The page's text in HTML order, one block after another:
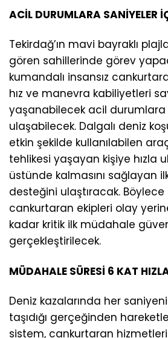
ACİL DURUMLARA SANİYELER
Tekirdağ’ın mavi bayraklı
gören sahillerinde görev
kumandalı insansız
hız ve manevra kabiliyetleri
yaşanabilecek acil durumlara
ulaşabilecek. Dalgalı deniz
etkin şekilde kullanılabilen
tehlikesi yaşayan kişiye hızla
üstünde kalmasını sağlayan
desteğini ulaştıracak.
cankurtaran ekipleri olay
kadar kritik ilk müdahale
gerçekleştirilecek.
MÜDAHALE SÜRESİ 6 KAT
Deniz kazalarında her
taşıdığı gerçeğinden
sistem, cankurtaran